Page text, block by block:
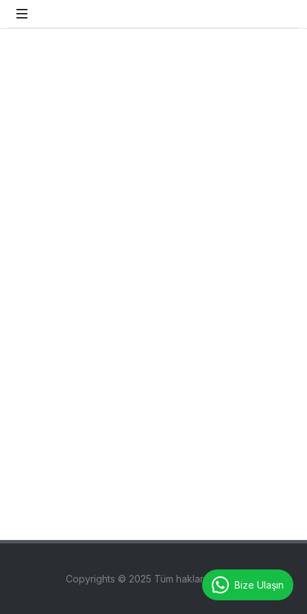
Copyrights © 2025 Tüm hakları saklıdır.Bize Ulaşın